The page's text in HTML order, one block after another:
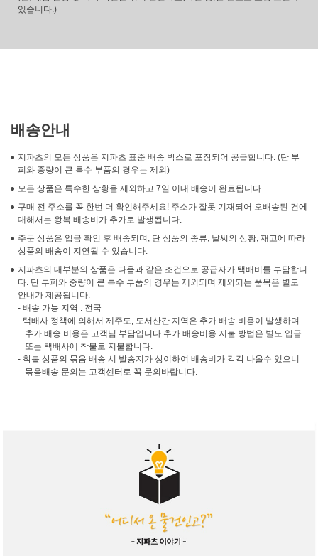
있습니다.)
배송안내
지파츠의 모든 상품은 지파츠 표준 배송 박스로 포장되어 공급합니다. (단 부
피와 중량이 큰 특수 부품의 경우는 제외)
모든 상품은 특수한 상황을 제외하고 7일 이내 배송이 완료됩니다.
구매 전 주소를 꼭 한번 더 확인해주세요! 주소가 잘못 기재되어 오배송된 건에
대해서는 왕복 배송비가 추가로 발생됩니다.
주문 상품은 입금 확인 후 배송되며, 단 상품의 종류, 날씨의 상황, 재고에 따라
상품의 배송이 지연될 수 있습니다.
지파츠의 대부분의 상품은 다음과 같은 조건으로 공급자가 택배비를 부담합니
다. 단 부피와 중량이 큰 특수 부품의 경우는 제외되며 제외되는 품목은 별도
안내가 제공됩니다.
- 배송 가능 지역 : 전국
- 택배사 정책에 의해서 제주도, 도서산간 지역은 추가 배송 비용이 발생하며
추가 배송 비용은 고객님 부담입니다.추가 배송비용 지불 방법은 별도 입금
또는 택배사에 착불로 지불합니다.
- 착불 상품의 묶음 배송 시 발송지가 상이하여 배송비가 각각 나올수 있으니
묶음배송 문의는 고객센터로 꼭 문의바랍니다.